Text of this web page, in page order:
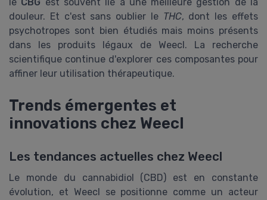
douleur. Et c'est sans oublier le THC, dont les effets
psychotropes sont bien étudiés mais moins présents
dans les produits légaux de Weecl. La recherche
scientifique continue d'explorer ces composantes pour
affiner leur utilisation thérapeutique.
Trends émergentes et
innovations chez Weecl
Les tendances actuelles chez Weecl
Le monde du cannabidiol (CBD) est en constante
évolution, et Weecl se positionne comme un acteur